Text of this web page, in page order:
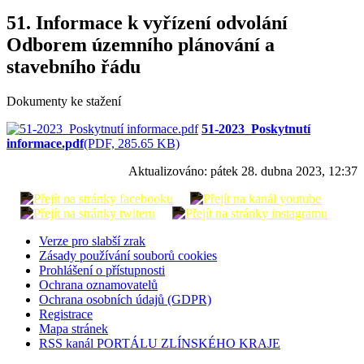
51. Informace k vyřízení odvolání
Odborem územního plánování a
stavebního řádu
Dokumenty ke stažení
51-2023_Poskytnutí
informace.pdf(PDF, 285.65 KB)
Aktualizováno: pátek 28. dubna 2023, 12:37
Verze pro slabší zrak
Zásady používání souborů cookies
Prohlášení o přístupnosti
Ochrana oznamovatelů
Ochrana osobních údajů (GDPR)
Registrace
Mapa stránek
RSS kanál PORTÁLU ZLÍNSKÉHO KRAJE